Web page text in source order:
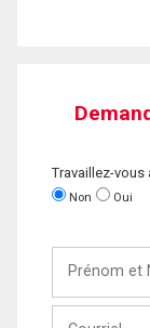
Travaillez-vous
Non Oui
Nom